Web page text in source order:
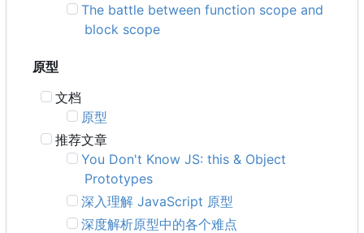
The battle between function scope and
block scope
原型
文档
原型
推荐文章
You Don't Know JS: this & Object
Prototypes
深入理解 JavaScript 原型
深度解析原型中的各个难点